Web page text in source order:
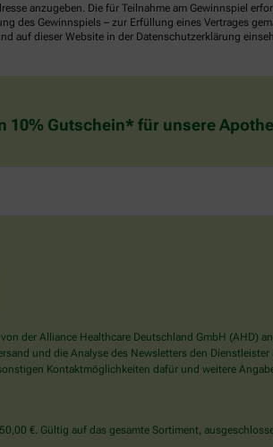
anzugeben. Die für Teilnahme am Gewinnspiel
Gewinnspiels – zur Erfüllung eines Vertrages
auf dieser Website in der Datenschutzerklärung
10% Gutschein* für unsere
der Alliance Healthcare Deutschland GmbH (AHD)
und die Analyse des Newsletters den
Kontaktmöglichkeiten dafür und weitere
€. Gültig auf das gesamte Sortiment,